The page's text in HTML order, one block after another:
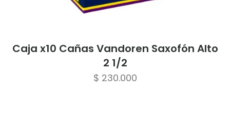
Caja x10 Cañas Vandoren Saxofón Alto
2 1/2
$ 230.000